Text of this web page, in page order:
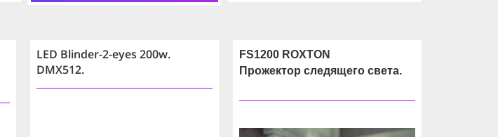
LED Blinder-2-eyes 200w.
DMX512.
FS1200 ROXTON
Прожектор следящего света.